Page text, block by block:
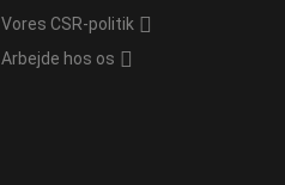
Vores CSR-politik
Arbejde hos os